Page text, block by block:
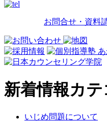
お問合せ・資料
新着情報カテ
いじめ問題について